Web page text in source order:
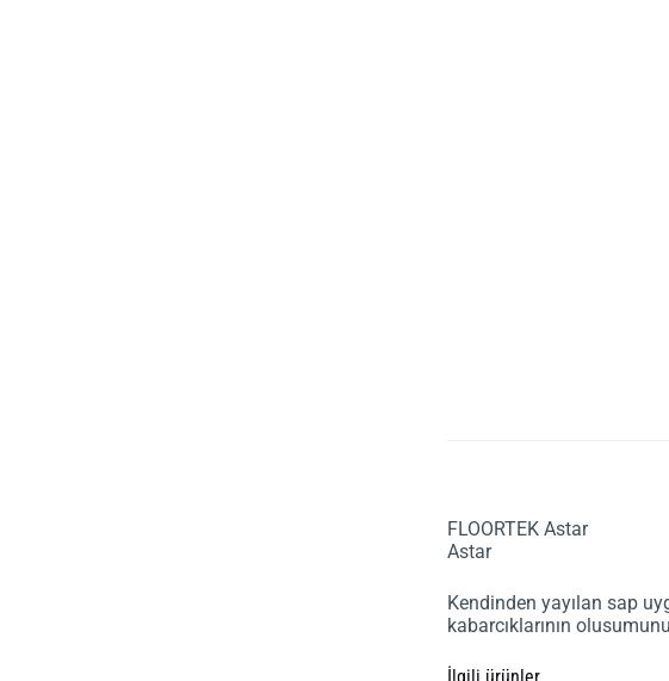
FLOORTEK Astar
Astar
Kendinden yayılan sap
kabarcıklarının
İlgili ürünler